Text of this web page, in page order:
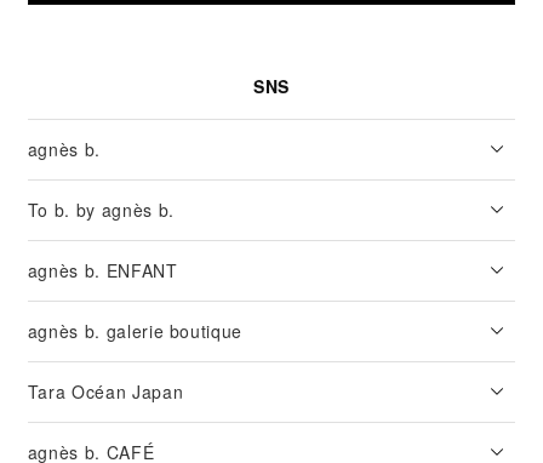
SNS
agnès b.
To b. by agnès b.
agnès b. ENFANT
agnès b. galerie boutique
Tara Océan Japan
agnès b. CAFÉ